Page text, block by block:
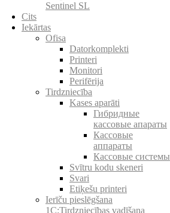
Sentinel SL
Cits
Iekārtas
Ofisa
Datorkomplekti
Printeri
Monitori
Perifērija
Tirdzniecība
Kases aparāti
Гибридные
кассовые апараты
Кассовые
аппараты
Кассовые системы
Svītru kodu skeneri
Svari
Etiķešu printeri
Ierīču pieslēgšana
1C:Tirdzniecības vadīšana